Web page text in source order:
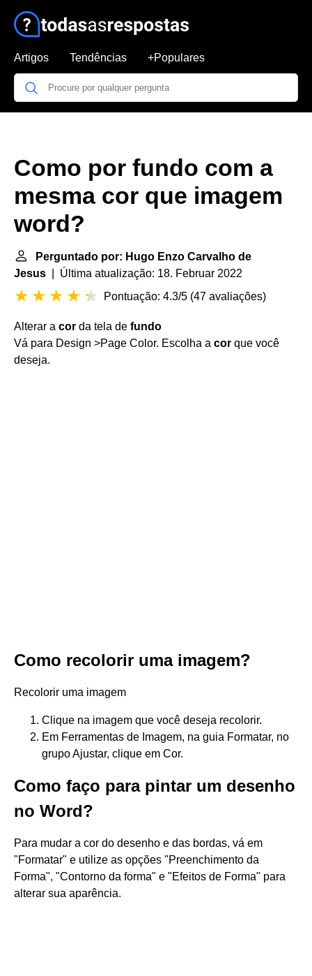
Artigos Tendências +Populares
Como por fundo com a
mesma cor que imagem
word?
Perguntado por: Hugo Enzo Carvalho de
Jesus | Última atualização: 18. Februar 2022
Pontuação: 4.3/5 (47 avaliações)
Alterar a cor da tela de fundo
Vá para Design >Page Color. Escolha a cor que você
deseja.
Como recolorir uma imagem?
Recolorir uma imagem
Clique na imagem que você deseja recolorir.
Em Ferramentas de Imagem, na guia Formatar, no
grupo Ajustar, clique em Cor.
Como faço para pintar um desenho
no Word?
Para mudar a cor do desenho e das bordas, vá em
"Formatar" e utilize as opções "Preenchimento da
Forma", "Contorno da forma" e "Efeitos de Forma" para
alterar sua aparência.